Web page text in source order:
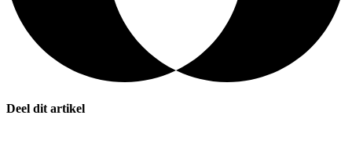
Deel dit artikel